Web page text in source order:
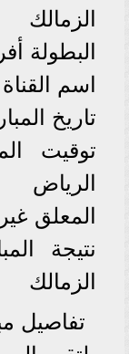
الزمالك
البطولة
اسم
تاريخ المباراة 29
الرياض
المعلق
الزمالك
تفاصيل